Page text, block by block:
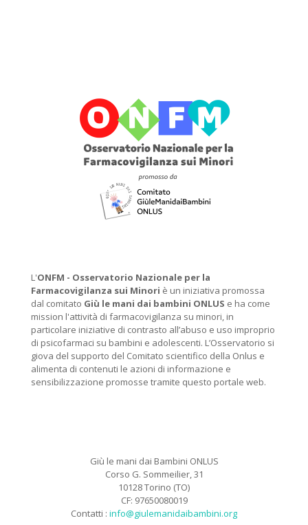
L'ONFM - Osservatorio Nazionale per la
Farmacovigilanza sui Minori è un iniziativa promossa
dal comitato Giù le mani dai bambini ONLUS e ha come
mission l'attività di farmacovigilanza su minori, in
particolare iniziative di contrasto all’abuso e uso improprio
di psicofarmaci su bambini e adolescenti. L’Osservatorio si
giova del supporto del Comitato scientifico della Onlus e
alimenta di contenuti le azioni di informazione e
sensibilizzazione promosse tramite questo portale web.
Giù le mani dai Bambini ONLUS
Corso G. Sommeilier, 31
10128 Torino (TO)
CF: 97650080019
Contatti : info@giulemanidaibambini.org